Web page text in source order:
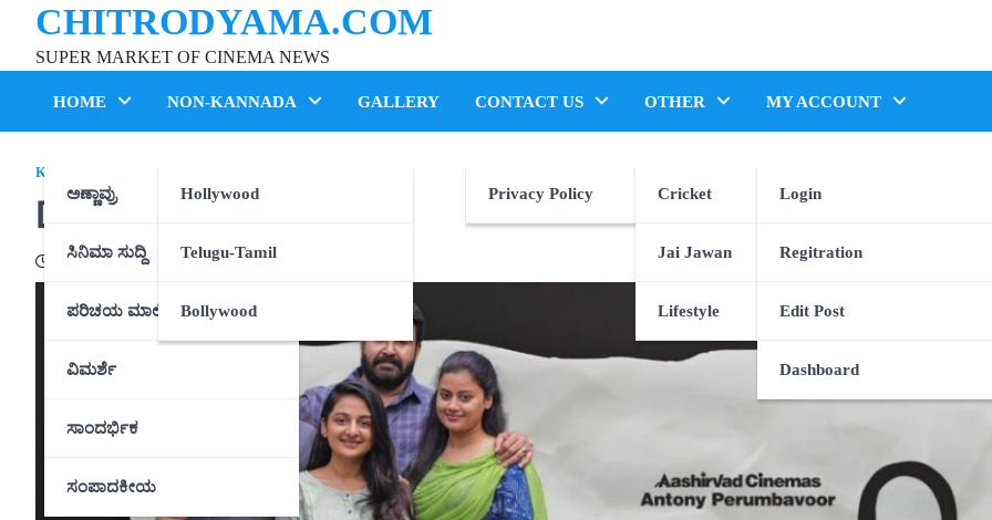
content
CHITRODYAMA.COM
SUPER MARKET OF CINEMA NEWS
HOME
ಅಣ್ಣಾವ್ರು
ಸಿನಿಮಾ ಸುದ್ದಿ
ಪರಿಚಯ ಮಾಲಿಕೆ
ವಿಮರ್ಶೆ
ಸಾಂದರ್ಭಿಕ
ಸಂಪಾದಕೀಯ
NON-KANNADA
Hollywood
Telugu-Tamil
Bollywood
GALLERY CONTACT US
Privacy Policy
OTHER
Cricket
Jai Jawan
Lifestyle
MY ACCOUNT
Login
Regitration
Edit Post
Dashboard
KANNADA
Drishyam 2 – Review
20/02/2021